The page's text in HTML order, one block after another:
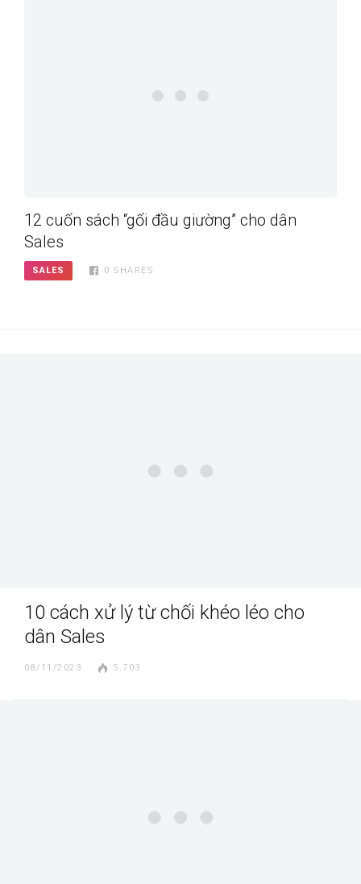
12 cuốn sách “gối đầu giường” cho dân
Sales
SALES 0 SHARES
10 cách xử lý từ chối khéo léo cho
dân Sales
08/11/2023 5.703